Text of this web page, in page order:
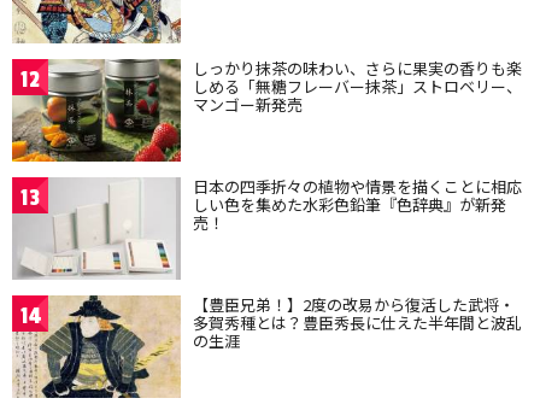
12 しっかり抹茶の味わい、さらに果実の香りも楽
しめる「無糖フレーバー抹茶」ストロベリー、
マンゴー新発売
13 日本の四季折々の植物や情景を描くことに相応
しい色を集めた水彩色鉛筆『色辞典』が新発
売！
14 【豊臣兄弟！】2度の改易から復活した武将・
多賀秀種とは？豊臣秀長に仕えた半年間と波乱
の生涯